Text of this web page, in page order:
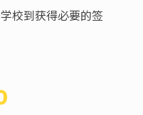
校到获得必要的签